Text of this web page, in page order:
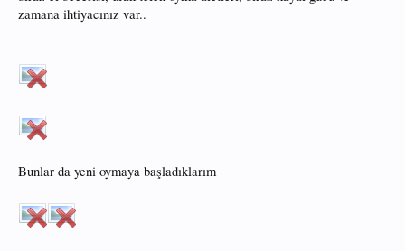
zamana ihtiyacınız var..
Bunlar da yeni oymaya başladıklarım